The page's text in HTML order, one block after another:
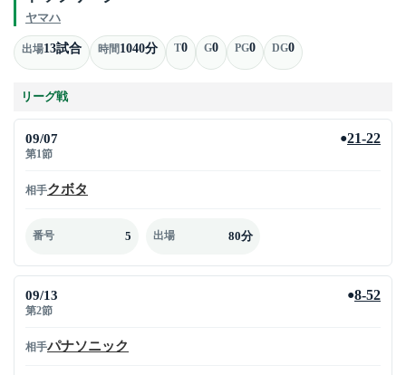
ヤマハ
出場13試合 時間1040分 T0 G0 PG0 DG0
リーグ戦
09/07
第1節
●21-22
相手クボタ
番号 5 出場 80分
09/13
第2節
●8-52
相手パナソニック